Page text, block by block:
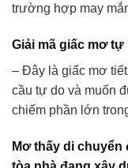
trường hợp may
Giải mã giấc mơ
– Đây là giấc mơ
cầu tự do và muốn
chiếm phần lớn
Mơ thấy di